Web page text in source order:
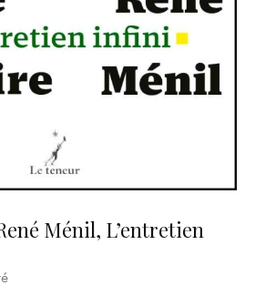
Ménil, L’entretien